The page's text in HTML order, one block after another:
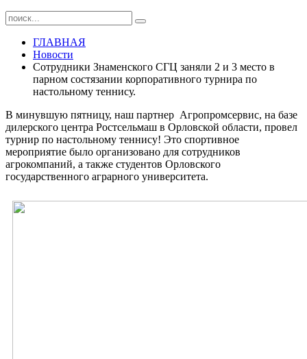
ГЛАВНАЯ
Новости
Сотрудники Знаменского СГЦ заняли 2 и 3 место в
парном состязании корпоративного турнира по
настольному теннису.
В минувшую пятницу, наш партнер Агропромсервис, на базе
дилерского центра Ростсельмаш в Орловской области, провел
турнир по настольному теннису! Это спортивное
мероприятие было организовано для сотрудников
агрокомпаний, а также студентов Орловского
государственного аграрного университета.